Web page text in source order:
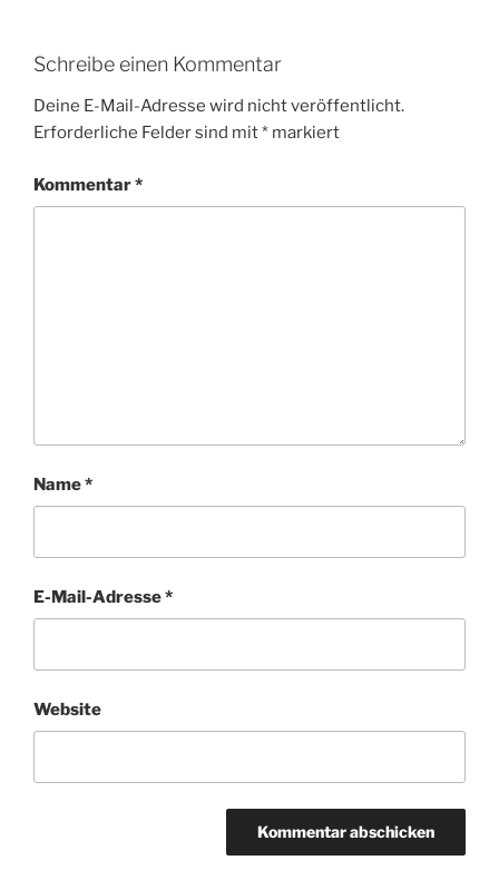
Schreibe einen Kommentar
Deine E-Mail-Adresse wird nicht veröffentlicht.
Erforderliche Felder sind mit* markiert
Kommentar*
Name*
E-Mail-Adresse*
Website